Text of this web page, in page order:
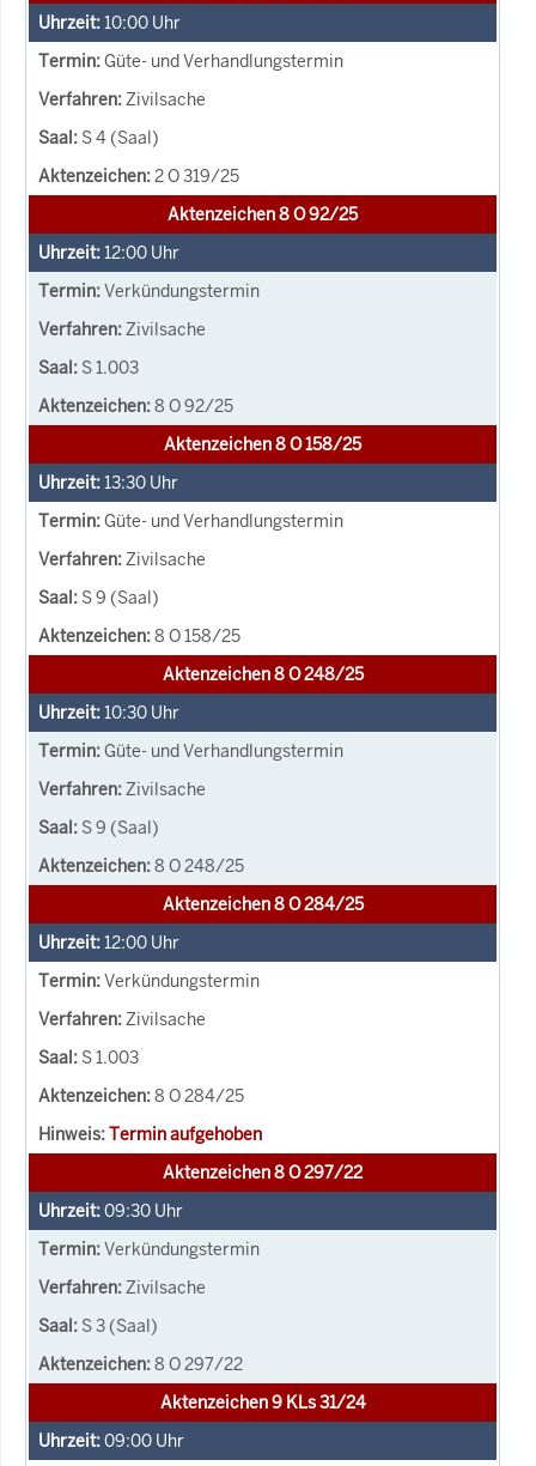
10:00 Uhr
Güte- und Verhandlungstermin
Zivilsache
S 4 (Saal)
2 O 319/25
Aktenzeichen 8 O 92/25
12:00 Uhr
Verkündungstermin
Zivilsache
S 1.003
8 O 92/25
Aktenzeichen 8 O 158/25
13:30 Uhr
Güte- und Verhandlungstermin
Zivilsache
S 9 (Saal)
8 O 158/25
Aktenzeichen 8 O 248/25
10:30 Uhr
Güte- und Verhandlungstermin
Zivilsache
S 9 (Saal)
8 O 248/25
Aktenzeichen 8 O 284/25
12:00 Uhr
Verkündungstermin
Zivilsache
S 1.003
8 O 284/25
Termin aufgehoben
Aktenzeichen 8 O 297/22
09:30 Uhr
Verkündungstermin
Zivilsache
S 3 (Saal)
8 O 297/22
Aktenzeichen 9 KLs 31/24
09:00 Uhr